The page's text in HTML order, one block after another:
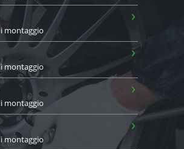
montaggio
›
montaggio
›
montaggio
›
montaggio
›